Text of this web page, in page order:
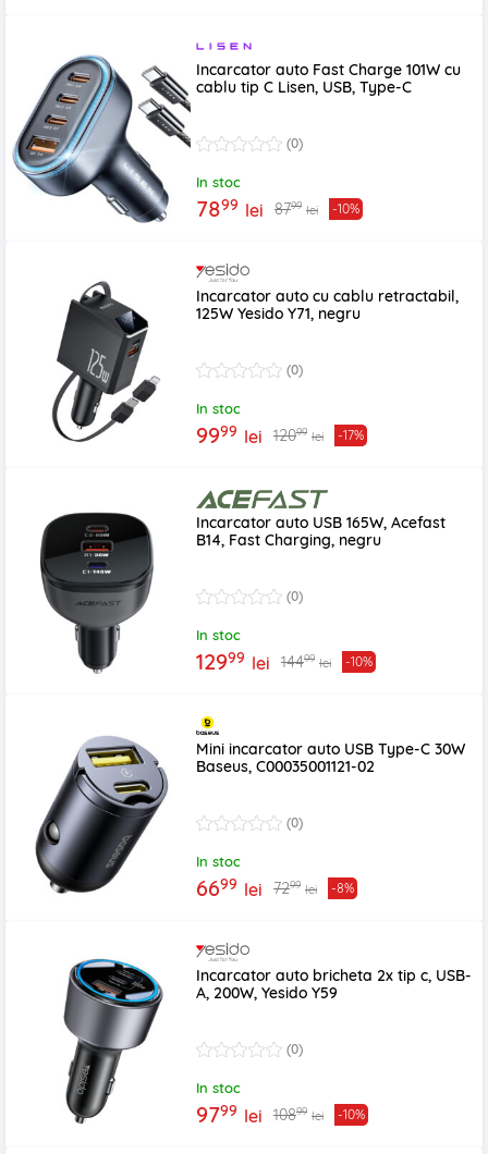
Incarcator auto Fast Charge 101W cu
cablu tip C Lisen, USB, Type-C
(0)
In stoc
7899 lei 8799 lei -10%
Incarcator auto cu cablu retractabil,
125W Yesido Y71, negru
(0)
In stoc
9999 lei 12099 lei -17%
Incarcator auto USB 165W, Acefast
B14, Fast Charging, negru
(0)
In stoc
12999 lei 14499 lei -10%
Mini incarcator auto USB Type-C 30W
Baseus, C00035001121-02
(0)
In stoc
6699 lei 7299 lei -8%
Incarcator auto bricheta 2x tip c, USB-
A, 200W, Yesido Y59
(0)
In stoc
9799 lei 10899 lei -10%